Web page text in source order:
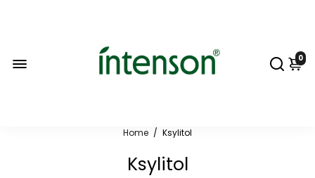
0
Home / Ksylitol
Ksylitol